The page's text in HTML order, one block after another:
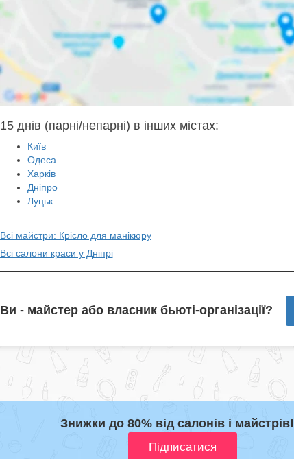
15 днів (парні/непарні) в інших містах:
Київ
Одеса
Харків
Дніпро
Луцьк
Всі майстри: Крісло для манікюру
Всі салони краси у Дніпрі
Ви - майстер або власник бьюті-організації?
Знижки до 80% від салонів і майстрів!